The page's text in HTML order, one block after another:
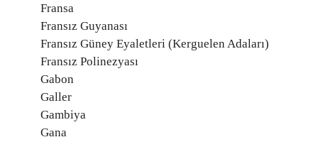
Fransa
Fransız Guyanası
Fransız Güney Eyaletleri (Kerguelen Adaları)
Fransız Polinezyası
Gabon
Galler
Gambiya
Gana